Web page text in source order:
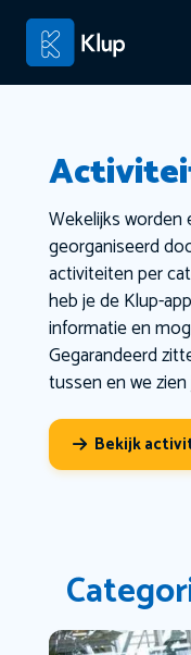
Wekelijks
georganiseerd
activiteiten per
heb je de Klup-
informatie en
Gegarandeerd
tussen en we
Bekijk